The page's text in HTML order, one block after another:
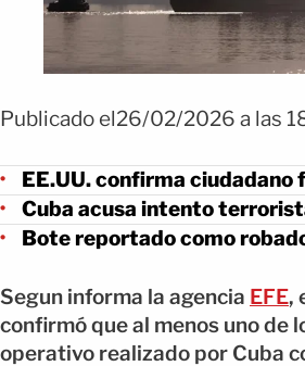
Publicado el26/02/2026 a las
EE.UU. confirma ciudadano
Cuba acusa intento
Bote reportado como
Segun informa la agencia EFE,
confirmó que al menos uno de
operativo realizado por Cuba